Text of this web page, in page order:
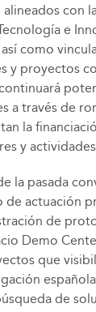
con
e
como
y proyectos
a través de
la
y
la pasada
de actuación
de
Demo
que
de